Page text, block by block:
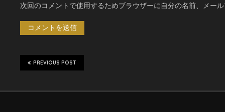
次回のコメントで使用するためブラウザーに自分の名前、メー
PREVIOUS POST